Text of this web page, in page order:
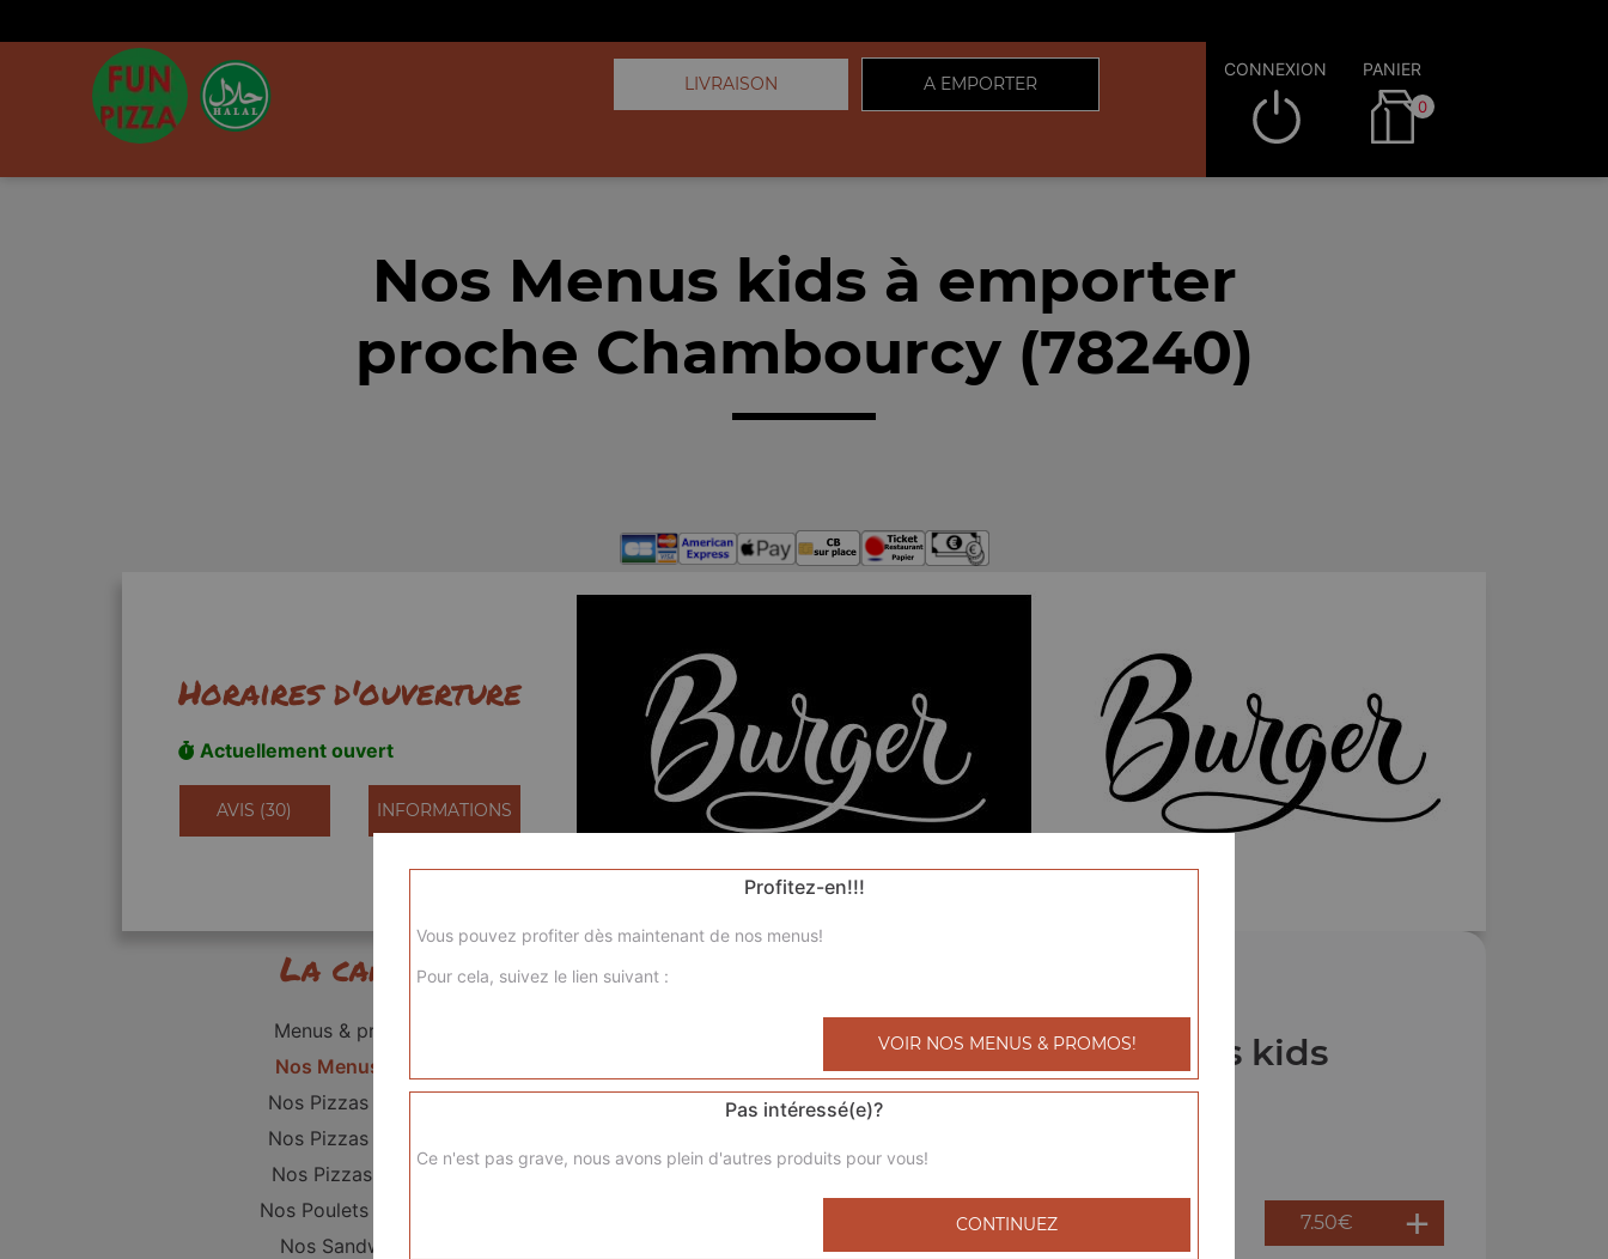
LIVRAISON A EMPORTER
CONNEXION PANIER
0
Nos Menus kids à emporter
proche Chambourcy (78240)
Horaires d'ouverture
Actuellement ouvert
AVIS (30) INFORMATIONS
La carte
Menus & promos
Nos Menus kids
Nos Pizzas Junior
Nos Pizzas Sénior
Nos Pizzas Méga
Nos Poulets Braisés
Nos Sandwichs
Nos Menus kids
7.50€
Profitez-en!!!
Vous pouvez profiter dès maintenant de nos menus!
Pour cela, suivez le lien suivant :
VOIR NOS MENUS & PROMOS!
Pas intéressé(e)?
Ce n'est pas grave, nous avons plein d'autres produits pour vous!
CONTINUEZ